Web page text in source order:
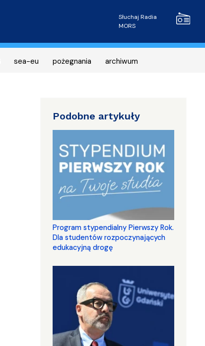
Radio
Słuchaj Radia
MORS
sea-eu pożegnania archiwum
Podobne artykuły
Program stypendialny Pierwszy Rok.
Dla studentów rozpoczynających
edukacyjną drogę